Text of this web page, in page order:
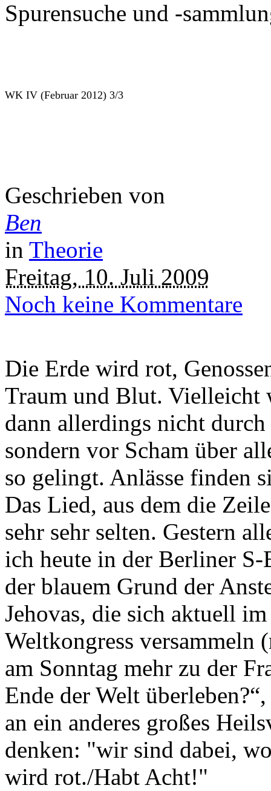
Spurensuche und -
WK IV (Februar 2012) 3/3
Geschrieben von
Ben
in Theorie
Freitag, 10. Juli 2009
Noch keine Kommentare
Die Erde wird rot,
Traum und Blut. Vielleicht
dann allerdings nicht
sondern vor Scham über
so gelingt. Anlässe finden
Das Lied, aus dem die
sehr sehr selten. Gestern
ich heute in der Berliner
der blauem Grund der
Jehovas, die sich aktuell
Weltkongress versammeln
am Sonntag mehr zu der
Ende der Welt
an ein anderes großes
denken: "wir sind dabei,
wird rot./Habt Acht!"